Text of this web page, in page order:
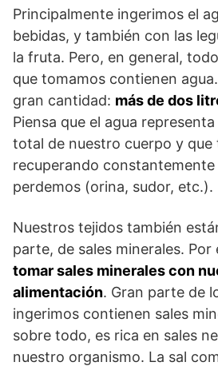
Principalmente ingerimos el
bebidas, y también con las
la fruta. Pero, en general,
que tomamos contienen
gran cantidad: más de dos
Piensa que el agua
total de nuestro cuerpo y que
recuperando constantemente
perdemos (orina, sudor, etc.).
Nuestros tejidos también
parte, de sales minerales. Por
tomar sales minerales con
alimentación. Gran parte de
ingerimos contienen sales
sobre todo, es rica en sales
nuestro organismo. La sal